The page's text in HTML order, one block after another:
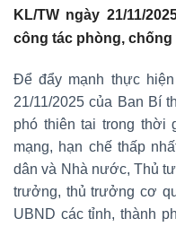
KL/TW ngày 21/11/
công tác phòng,
Để đẩy mạnh thực
21/11/2025 của Ban Bí
phó thiên tai trong thời
mạng, hạn chế thấp
dân và Nhà nước, Thủ
trưởng, thủ trưởng cơ
UBND các tỉnh, thành